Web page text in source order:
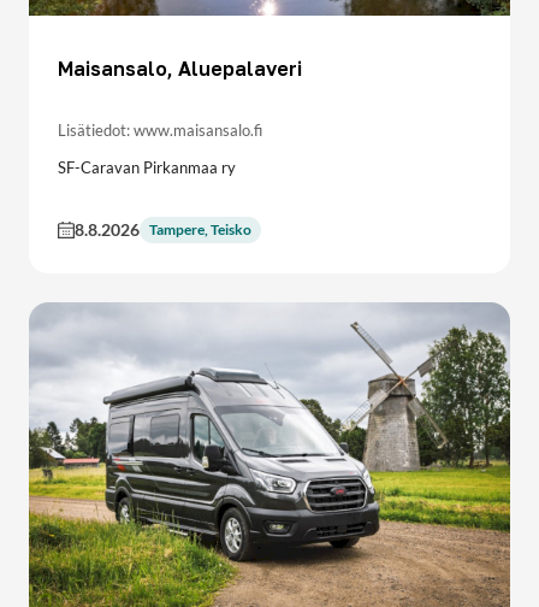
Maisansalo, Aluepalaveri
Lisätiedot: www.maisansalo.fi
SF-Caravan Pirkanmaa ry
8.8.2026 Tampere, Teisko